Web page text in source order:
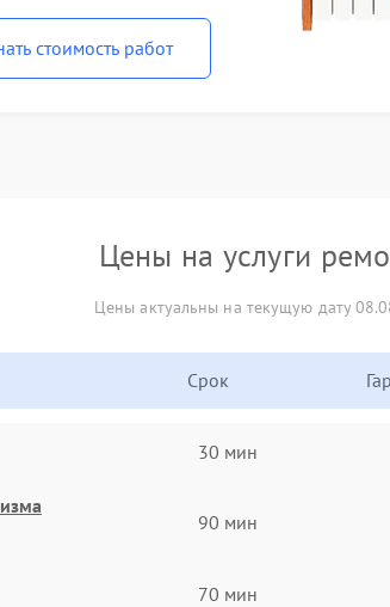
стоимость работ
Цены на услуги
Цены актуальны на текущую дату
Срок
30 мин
90 мин
70 мин